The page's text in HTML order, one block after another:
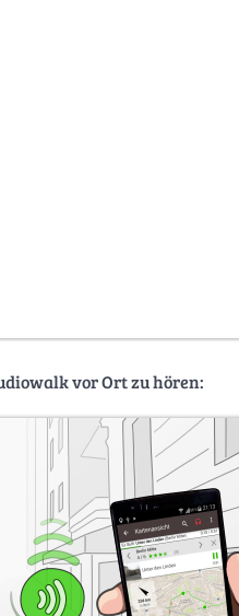
vor Ort zu hören: